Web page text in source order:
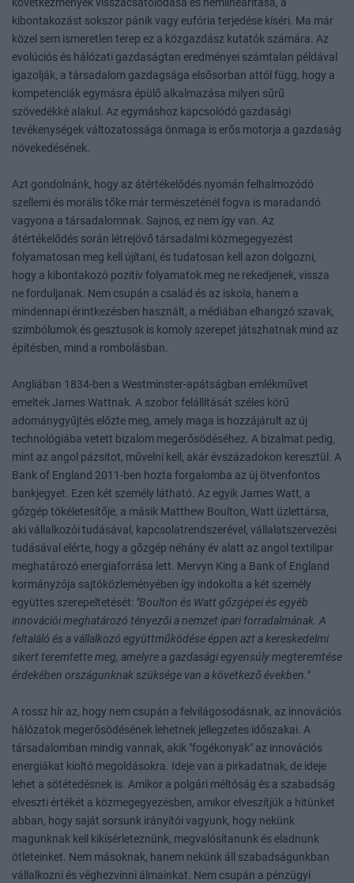
kibontakozást sokszor pánik vagy eufória terjedése kíséri. Ma már
közel sem ismeretlen terep ez a közgazdász kutatók számára. Az
evolúciós és hálózati gazdaságtan eredményei számtalan példával
igazolják, a társadalom gazdagsága elsősorban attól függ, hogy a
kompetenciák egymásra épülő alkalmazása milyen sűrű
szövedékké alakul. Az egymáshoz kapcsolódó gazdasági
tevékenységek változatossága önmaga is erős motorja a gazdaság
növekedésének.
Azt gondolnánk, hogy az átértékelődés nyomán felhalmozódó
szellemi és morális tőke már természeténél fogva is maradandó
vagyona a társadalomnak. Sajnos, ez nem így van. Az
átértékelődés során létrejövő társadalmi közmegegyezést
folyamatosan meg kell újítani, és tudatosan kell azon dolgozni,
hogy a kibontakozó pozitív folyamatok meg ne rekedjenek, vissza
ne forduljanak. Nem csupán a család és az iskola, hanem a
mindennapi érintkezésben használt, a médiában elhangzó szavak,
szimbólumok és gesztusok is komoly szerepet játszhatnak mind az
építésben, mind a rombolásban.
Angliában 1834-ben a Westminster-apátságban emlékművet
emeltek James Wattnak. A szobor felállítását széles körű
adománygyűjtés előzte meg, amely maga is hozzájárult az új
technológiába vetett bizalom megerősödéséhez. A bizalmat pedig,
mint az angol pázsitot, művelni kell, akár évszázadokon keresztül. A
Bank of England 2011-ben hozta forgalomba az új ötvenfontos
bankjegyet. Ezen két személy látható. Az egyik James Watt, a
gőzgép tökéletesítője, a másik Matthew Boulton, Watt üzlettársa,
aki vállalkozói tudásával, kapcsolatrendszerével, vállalatszervezési
tudásával elérte, hogy a gőzgép néhány év alatt az angol textilipar
meghatározó energiaforrása lett. Mervyn King a Bank of England
kormányzója sajtóközleményében így indokolta a két személy
együttes szerepeltetését: "Boulton és Watt gőzgépei és egyéb
innovációi meghatározó tényezői a nemzet ipari forradalmának. A
feltaláló és a vállalkozó együttműködése éppen azt a kereskedelmi
sikert teremtette meg, amelyre a gazdasági egyensúly megteremtése
érdekében országunknak szüksége van a következő években."
A rossz hír az, hogy nem csupán a felvilágosodásnak, az innovációs
hálózatok megerősödésének lehetnek jellegzetes időszakai. A
társadalomban mindig vannak, akik "fogékonyak" az innovációs
energiákat kioltó megoldásokra. Ideje van a pirkadatnak, de ideje
lehet a sötétedésnek is. Amikor a polgári méltóság és a szabadság
elveszti értékét a közmegegyezésben, amikor elveszítjük a hitünket
abban, hogy saját sorsunk irányítói vagyunk, hogy nekünk
magunknak kell kikísérleteznünk, megvalósítanunk és eladnunk
ötleteinket. Nem másoknak, hanem nekünk áll szabadságunkban
vállalkozni és véghezvinni álmainkat. Nem csupán a pénzügyi